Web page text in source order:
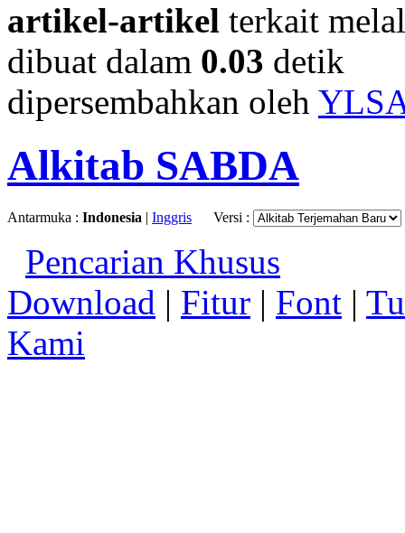
artikel-artikel terkait
dibuat dalam 0.03 detik
dipersembahkan oleh
Alkitab SABDA
Antarmuka : Indonesia | Inggris Versi :
Pencarian Khusus
Download | Fitur | Font |
Kami